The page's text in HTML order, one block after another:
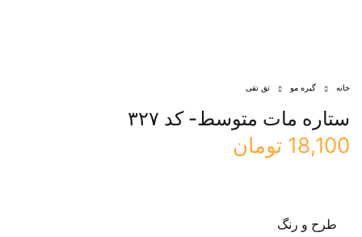
خانه گیره مو تق تقی
ستاره مات متوسط- کد ۳۲۷
18,100 تومان
طرح و رنگ